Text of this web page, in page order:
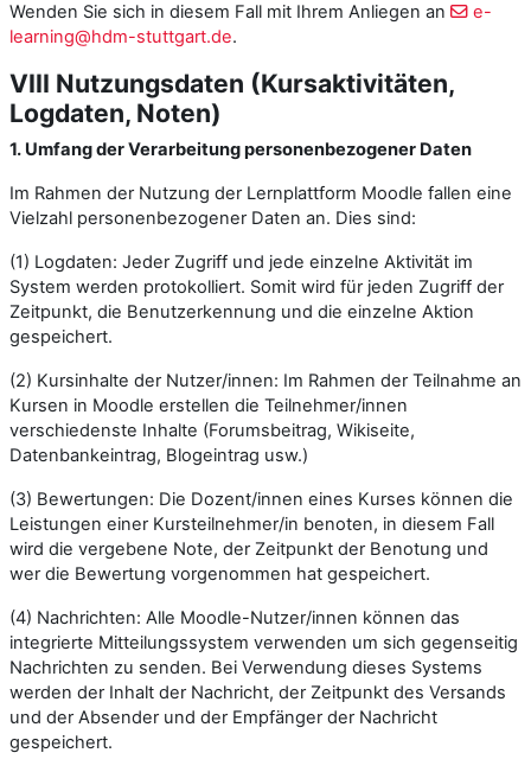
Wenden Sie sich in diesem Fall mit Ihrem Anliegen an
e-
learning@hdm-stuttgart.de.
VIII Nutzungsdaten (Kursaktivitäten,
Logdaten, Noten)
1. Umfang der Verarbeitung personenbezogener Daten
Im Rahmen der Nutzung der Lernplattform Moodle fallen eine
Vielzahl personen­bezogener Daten an. Dies sind:
(1) Logdaten: Jeder Zugriff und jede einzelne Aktivität im
System werden protokolliert. Somit wird für jeden Zugriff der
Zeitpunkt, die Benutzerkennung und die einzelne Aktion
gespeichert.
(2) Kursinhalte der Nutzer/innen: Im Rahmen der Teilnahme an
Kursen in Moodle erstellen die Teilnehmer/innen
verschiedenste Inhalte (Forumsbeitrag, Wikiseite,
Datenbankeintrag, Blogeintrag usw.)
(3) Bewertungen: Die Dozent/innen eines Kurses können die
Leistungen einer Kursteilnehmer/in benoten, in diesem Fall
wird die vergebene Note, der Zeitpunkt der Benotung und
wer die Bewertung vorgenommen hat gespeichert.
(4) Nachrichten: Alle Moodle-Nutzer/innen können das
integrierte Mitteilungs­system verwenden um sich gegenseitig
Nachrichten zu senden. Bei Verwendung dieses Systems
werden der Inhalt der Nachricht, der Zeitpunkt des Versands
und der Absender und der Empfänger der Nachricht
gespeichert.